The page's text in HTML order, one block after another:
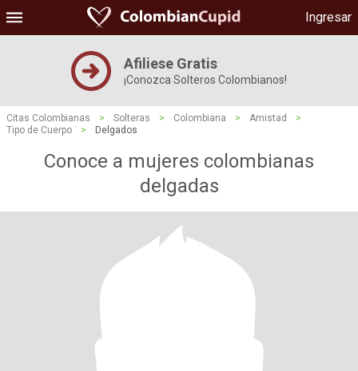
Ingresar
Afiliese Gratis
¡Conozca Solteros Colombianos!
Citas Colombianas > Solteras > Colombiana > Amistad
>
Tipo de Cuerpo
> Delgados
Conoce a mujeres colombianas
delgadas